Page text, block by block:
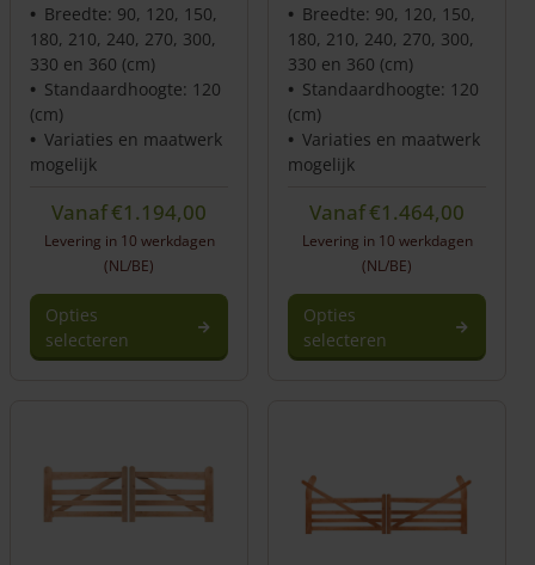
Breedte: 90, 120, 150,
180, 210, 240, 270, 300,
330 en 360 (cm)
Standaardhoogte: 120
(cm)
Variaties en maatwerk
mogelijk
Vanaf€1.194,00
Levering in 10 werkdagen
(NL/BE)
Opties
selecteren
Breedte: 90, 120, 150,
180, 210, 240, 270, 300,
330 en 360 (cm)
Standaardhoogte: 120
(cm)
Variaties en maatwerk
mogelijk
Vanaf€1.464,00
Levering in 10 werkdagen
(NL/BE)
Opties
selecteren